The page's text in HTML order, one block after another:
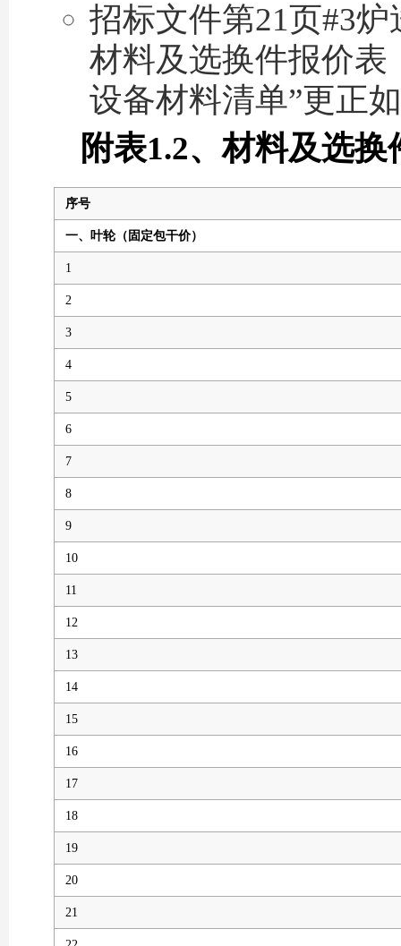
招标文件第21页#3
材料及选换件报价表
设备材料清单”更正
附表1.2、材料及选
序号
一、叶轮（固定包干价）
1
2
3
4
5
6
7
8
9
10
11
12
13
14
15
16
17
18
19
20
21